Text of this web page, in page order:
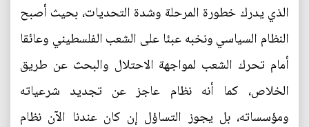
الذي يدرك خطورة المرحلة وشدة التحديات، بحيث أصبح
النظام السياسي ونخبه عبئا على الشعب الفلسطيني وعائقا
أمام تحرك الشعب لمواجهة الاحتلال والبحث عن طريق
الخلاص، كما أنه نظام عاجز عن تجديد شرعياته
ومؤسساته، بل يجوز التساؤل إن كان عندنا الآن نظام